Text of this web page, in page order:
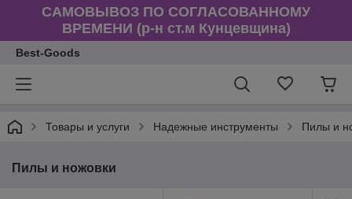
САМОВЫВОЗ ПО СОГЛАСОВАННОМУ
ВРЕМЕНИ (р-н ст.м Кунцевщина)
Best-Goods
Товары и услуги Надежные инструменты Пилы и
Пилы и ножовки